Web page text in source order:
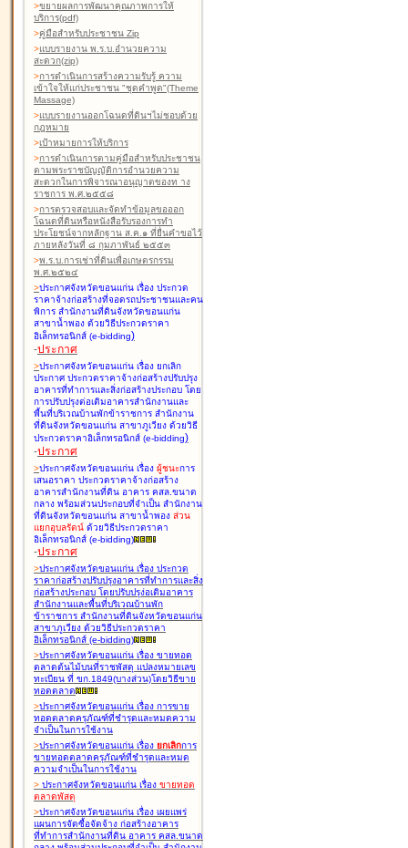
>ขยายผลการพัฒนาคุณภาพการให้
บริการ(pdf)
>คู่มือสำหรับประชาชน Zip
>แบบรายงาน พ.ร.บ.อำนวยความ
สะดวก(zip)
>การดำเนินการสร้างความรับรู้ ความ
เข้าใจให้แก่ประชาชน "ชุดคำพูด"(Theme
Massage)
>แบบรายงานออกโฉนดที่ดินฯไม่ชอบด้วย
กฎหมาย
>เป้าหมายการให้บริการ
>การดำเนินการตามคู่มือสำหรับประชาชน
ตามพระราชบัญญัติการอำนวยความ
สะดวกในการพิจารณาอนุญาตของท าง
ราชการ พ.ศ.๒๕๕๘
>การตรวจสอบและจัดทำข้อมูลขอออก
โฉนดที่ดินหรือหนังสือรับรองการทำ
ประโยชน์จากหลักฐาน ส.ค.๑ ที่ยื่นคำขอไว้
ภายหลังวันที่ ๘ กุมภาพันธ์ ๒๕๕๓
>พ.ร.บ.การเช่าที่ดินเพื่อเกษตรกรรม
พ.ศ.๒๕๒๔
>ประกาศจังหวัดขอนแก่น เรื่อง ประกวด
ราคาจ้างก่อสร้างที่จอดรถประชาชนและคน
พิการ สำนักงานที่ดินจังหวัดขอนแก่น
สาขาน้ำพอง ด้วยวิธีประกวดราคา
อิเล็กทรอนิกส์ (e-bidding)
-ประกาศ
>ประกาศจังหวัดขอนแก่น เรื่อง ยกเลิก
ประกาศ ประกวดราคาจ้างก่อสร้างปรับปรุง
อาคารที่ทำการและสิ่งก่อสร้างประกอบ โดย
การปรับปรุงต่อเติมอาคารสำนักงานและ
พื้นที่บริเวณบ้านพักข้าราชการ สำนักงาน
ที่ดินจังหวัดขอนแก่น สาขาภูเวียง ด้วยวิธี
ประกวดราคาอิเล็กทรอนิกส์ (e-bidding)
-ประกาศ
>ประกาศจังหวัดขอนแก่น เรื่อง ผู้ชนะการ
เสนอราคา ประกวดราคาจ้างก่อสร้าง
อาคารสำนักงานที่ดิน อาคาร คสล.ขนาด
กลาง พร้อมส่วนประกอบที่จำเป็น สำนักงาน
ที่ดินจังหวัดขอนแก่น สาขาน้ำพอง ส่วน
แยกอุบลรัตน์ ด้วยวิธีประกวดราคา
อิเล็กทรอนิกส์ (e-bidding)
-ประกาศ
>ประกาศจังหวัดขอนแก่น เรื่อง ประกวด
ราคาก่อสร้างปรับปรุงอาคารที่ทำการและสิ่ง
ก่อสร้างประกอบ โดยปรับปรุง่อเติมอาคาร
สำนักงานและพื้นที่บริเวณบ้านพัก
ข้าราชการ สำนักงานที่ดินจังหวัดขอนแก่น
สาขาภูเวียง ด้วยวิธีประกวดราคา
อิเล็กทรอนิกส์ (e-bidding)
>ประกาศจังหวัดขอนแก่น เรื่อง ขายทอด
ตลาดต้นไม้บนที่ราชพัสดุ แปลงหมายเลข
ทะเบียน ที่ ขก.1849(บางส่วน)โดยวิธีขาย
ทอดตลาด
>ประกาศจังหวัดขอนแก่น เรื่อง การขาย
ทอดตลาดครุภัณฑ์ที่ชำรุดและหมดความ
จำเป็นในการใช้งาน
>ประกาศจังหวัดขอนแก่น เรื่อง ยกเลิกการ
ขายทอดตลาดครุภัณฑ์ที่ชำรุดและหมด
ความจำเป็นในการใช้งาน
> ประกาศจังหวัดขอนแก่น เรื่อง ขายทอด
ตลาดพัสดุ
>ประกาศจังหวัดขอนแก่น เรื่อง เผยแพร่
แผนการจัดซื้อจัดจ้าง ก่อสร้างอาคาร
ที่ทำการสำนักงานที่ดิน อาคาร คสล.ขนาด